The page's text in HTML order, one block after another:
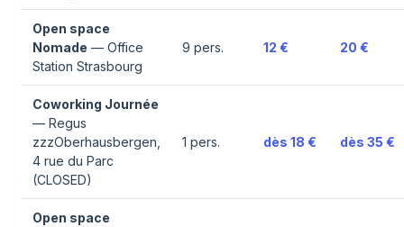
Open space
Nomade — Office
Station Strasbourg
9 pers. 12 € 20 €
Coworking Journée
— Regus
zzzOberhausbergen,
4 rue du Parc
(CLOSED)
1 pers. dès 18 € dès 35 €
Open space